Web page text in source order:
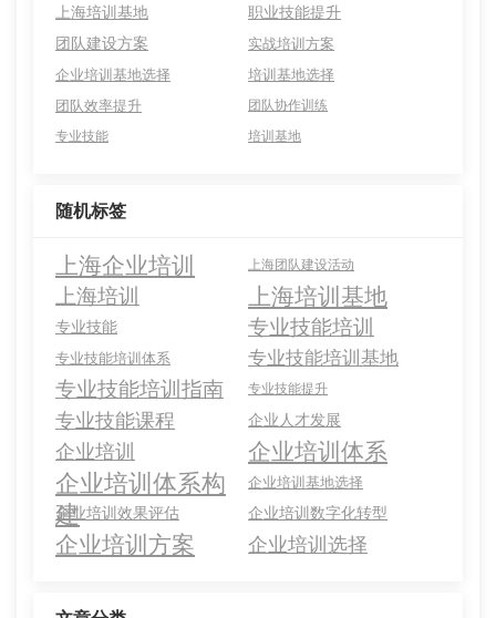
上海培训基地
职业技能提升
团队建设方案
实战培训方案
企业培训基地选择
培训基地选择
团队效率提升
团队协作训练
专业技能
培训基地
随机标签
上海企业培训 上海团队建设活动
上海培训 上海培训基地
专业技能 专业技能培训
专业技能培训体系 专业技能培训基地
专业技能培训指南 专业技能提升
专业技能课程 企业人才发展
企业培训 企业培训体系
企业培训体系构
建
企业培训基地选择
企业培训效果评估 企业培训数字化转型
企业培训方案 企业培训选择